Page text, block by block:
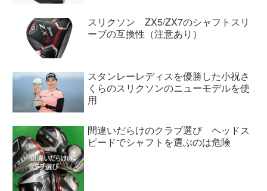
スリクソン ZX5/ZX7のシャフトスリ
ーブの互換性（注意あり）
スタンレーレディスを優勝した小祝さ
くらのスリクソンのニューモデルを使
用
間違いだらけのクラブ選び ヘッドス
ピードでシャフトを選ぶのは危険